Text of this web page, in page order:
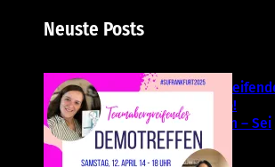
Neuste Posts
Stampin‘ Up!
Demotreffen – Sei
dabei!